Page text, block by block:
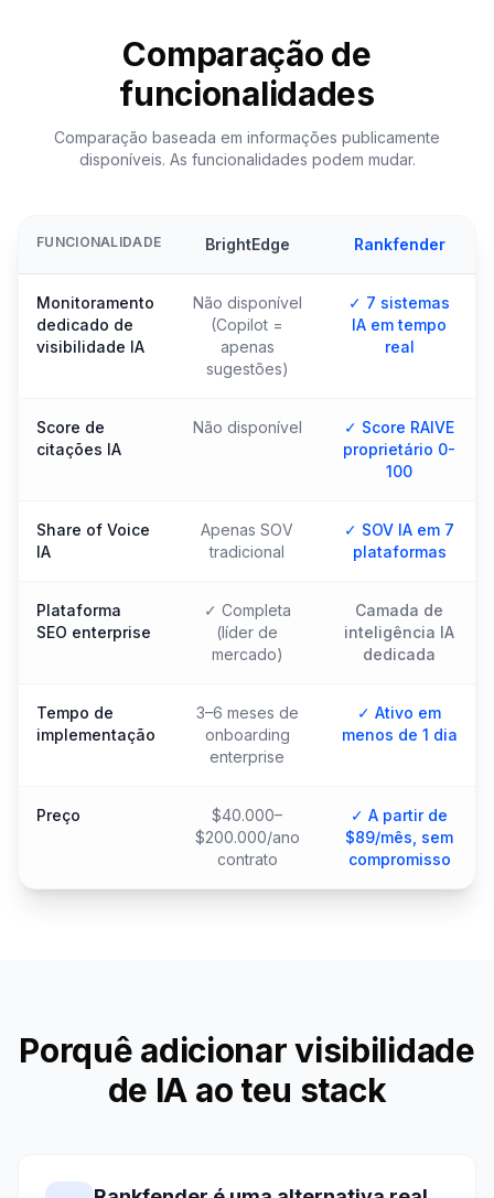
Comparação de
funcionalidades
Comparação baseada em informações publicamente
disponíveis. As funcionalidades podem mudar.
FUNCIONALIDADE BrightEdge Rankfender
Monitoramento
dedicado de
visibilidade IA
Não disponível
(Copilot =
apenas
sugestões)
✓ 7 sistemas
IA em tempo
real
Score de
citações IA
Não disponível
✓ Score RAIVE
proprietário 0-
100
Share of Voice
IA
Apenas SOV
tradicional
✓ SOV IA em 7
plataformas
Plataforma
SEO enterprise
✓ Completa
(líder de
mercado)
Camada de
inteligência IA
dedicada
Tempo de
implementação
3–6 meses de
onboarding
enterprise
✓ Ativo em
menos de 1 dia
Preço
$40.000–
$200.000/ano
contrato
✓ A partir de
$89/mês, sem
compromisso
Porquê adicionar visibilidade
de IA ao teu stack